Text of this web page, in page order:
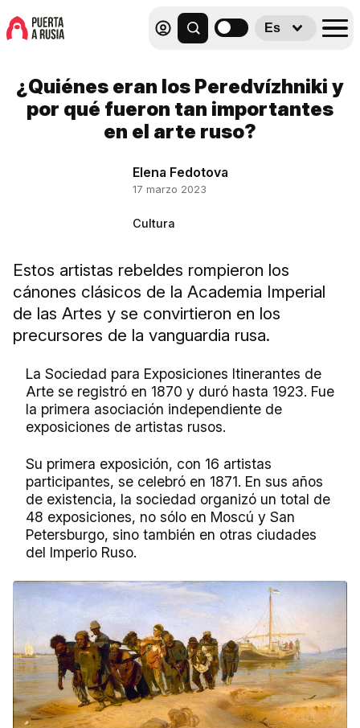
Es
¿Quiénes eran los Peredvízhniki y
por qué fueron tan importantes
en el arte ruso?
Elena Fedotova
17 marzo 2023
Cultura
Estos artistas rebeldes rompieron los
cánones clásicos de la Academia Imperial
de las Artes y se convirtieron en los
precursores de la vanguardia rusa.
La Sociedad para Exposiciones Itinerantes de
Arte se registró en 1870 y duró hasta 1923. Fue
la primera asociación independiente de
exposiciones de artistas rusos.
Su primera exposición, con 16 artistas
participantes, se celebró en 1871. En sus años
de existencia, la sociedad organizó un total de
48 exposiciones, no sólo en Moscú y San
Petersburgo, sino también en otras ciudades
del Imperio Ruso.